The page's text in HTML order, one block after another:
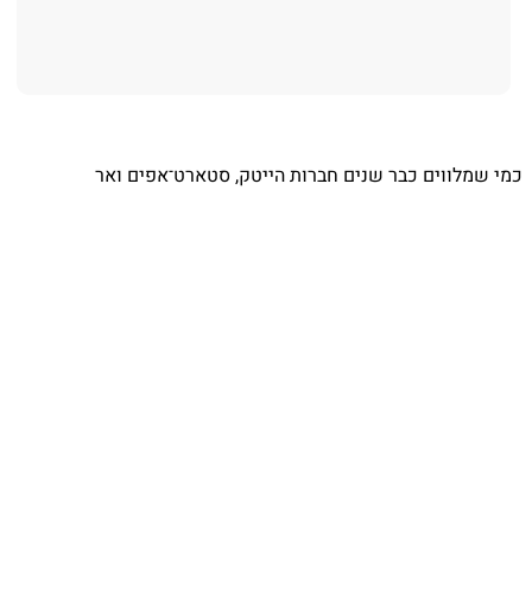
⁨ כמי שמלווים כבר שנים חברות הייטק, סטארט־אפים ואר